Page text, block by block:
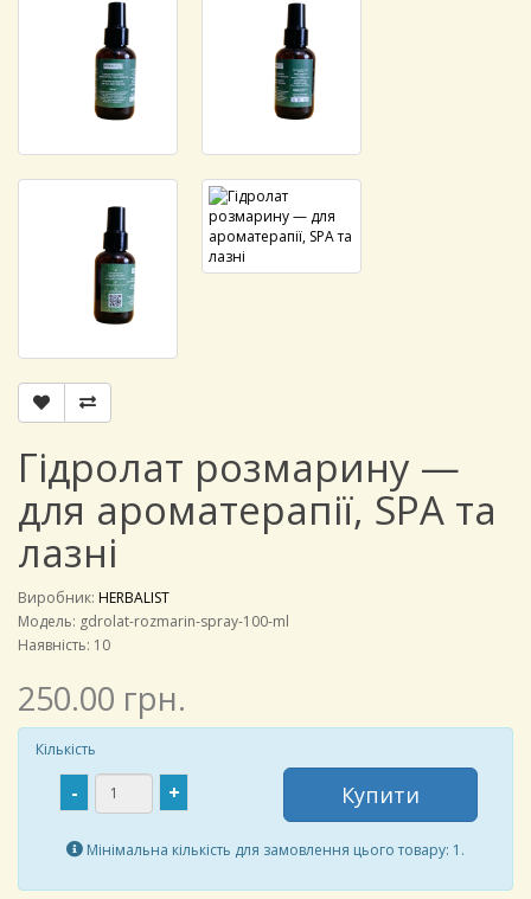
Гідролат розмарину —
для ароматерапії, SPA та
лазні
Виробник: HERBALIST
Модель: gdrolat-rozmarin-spray-100-ml
Наявність: 10
250.00 грн.
Кількість
- + Купити
Мінімальна кількість для замовлення цього товару: 1.